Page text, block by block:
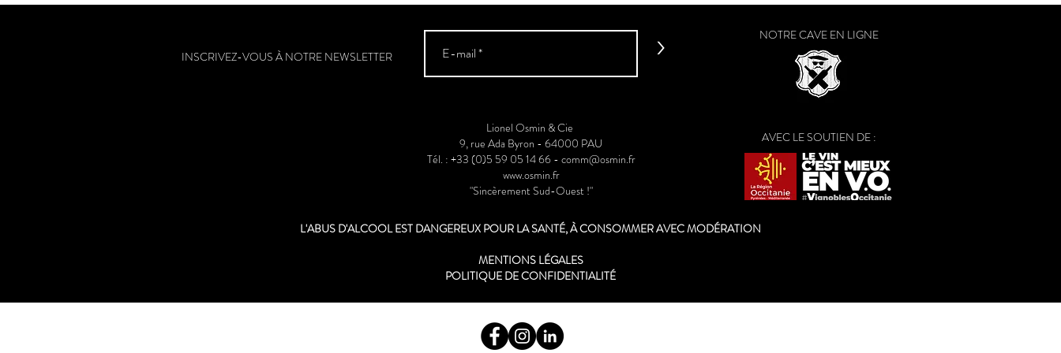
INSCRIVEZ-VOUS À NOTRE NEWSLETTER >
Lionel Osmin & Cie
9, rue Ada Byron - 64000 PAU
Tél. : +33 (0)5 59 05 14 66 - comm@osmin.fr
www.osmin.fr
"Sincèrement Sud-Ouest !"
NOTRE CAVE EN LIGNE
AVEC LE SOUTIEN DE :
L'ABUS D'ALCOOL EST DANGEREUX POUR LA SANTÉ, À CONSOMMER AVEC MODÉRATION
MENTIONS LÉGALES
POLITIQUE DE CONFIDENTIALITÉ